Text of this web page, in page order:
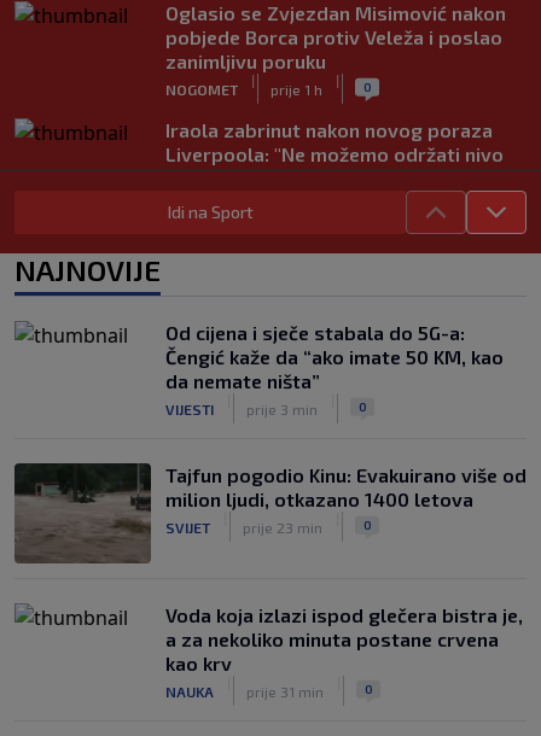
Oglasio se Zvjezdan Misimović nakon
pobjede Borca protiv Veleža i poslao
zanimljivu poruku
NOGOMET
|
prije 1 h
| 0
Iraola zabrinut nakon novog poraza
Liverpoola: "Ne možemo održati nivo
koji želimo"
NOGOMET
prije 1 h
Kako je Gianni Infantino uspio uništiti
Mundijal: Od fudbala do Trumpa,
milijardi i rata s UEFA-om
Idi na Sport
NAJNOVIJE
Od cijena i sječe stabala do 5G-a:
Čengić kaže da “ako imate 50 KM, kao
da nemate ništa”
VIJESTI prije 3 min 0
Tajfun pogodio Kinu: Evakuirano više od
milion ljudi, otkazano 1400 letova
SVIJET prije 23 min 0
Voda koja izlazi ispod glečera bistra je,
a za nekoliko minuta postane crvena
kao krv
NAUKA prije 31 min 0